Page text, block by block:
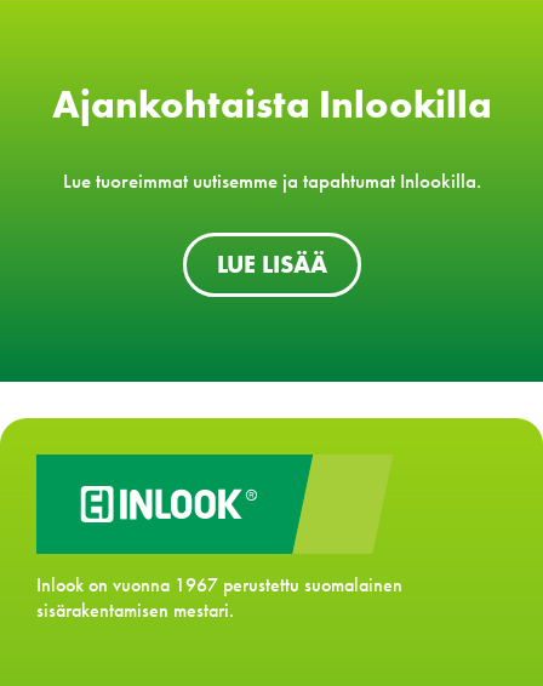
Ajankohtaista Inlookilla
Lue tuoreimmat uutisemme ja tapahtumat Inlookilla.
LUE LISÄÄ
Inlook on vuonna 1967 perustettu suomalainen
sisärakentamisen mestari.